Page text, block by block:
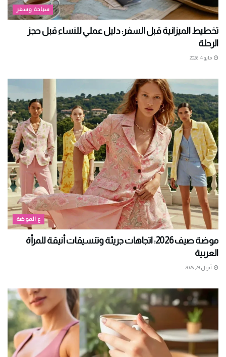
سياحة وسفر
تخطيط الميزانية قبل السفر: دليل عملي للنساء قبل حجز
الرحلة
مايو 4, 2026
ع الموضة
موضة صيف 2026: اتجاهات جريئة وتنسيقات أنيقة للمرأة
العربية
أبريل 29, 2026